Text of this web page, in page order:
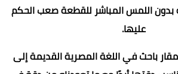
بدون اللمس المباشر للقطعة صعب الحكم
عليها.
باحث في اللغة المصرية القديمة إلى